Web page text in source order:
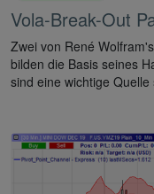
Vola-Break-Out
Zwei von René
bilden die Basis seines
sind eine wichtige